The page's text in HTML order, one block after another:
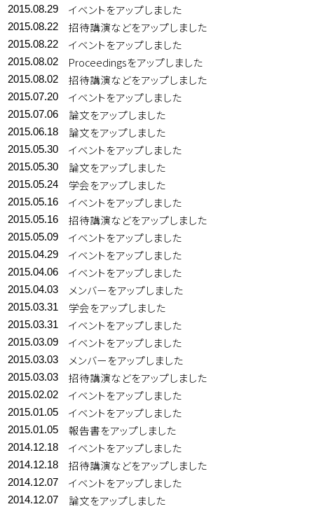
2015.08.29 イベントをアップしました
2015.08.22 招待講演などをアップしました
2015.08.22 イベントをアップしました
2015.08.02 Proceedingsをアップしました
2015.08.02 招待講演などをアップしました
2015.07.20 イベントをアップしました
2015.07.06 論文をアップしました
2015.06.18 論文をアップしました
2015.05.30 イベントをアップしました
2015.05.30 論文をアップしました
2015.05.24 学会をアップしました
2015.05.16 イベントをアップしました
2015.05.16 招待講演などをアップしました
2015.05.09 イベントをアップしました
2015.04.29 イベントをアップしました
2015.04.06 イベントをアップしました
2015.04.03 メンバーをアップしました
2015.03.31 学会をアップしました
2015.03.31 イベントをアップしました
2015.03.09 イベントをアップしました
2015.03.03 メンバーをアップしました
2015.03.03 招待講演などをアップしました
2015.02.02 イベントをアップしました
2015.01.05 イベントをアップしました
2015.01.05 報告書をアップしました
2014.12.18 イベントをアップしました
2014.12.18 招待講演などをアップしました
2014.12.07 イベントをアップしました
2014.12.07 論文をアップしました